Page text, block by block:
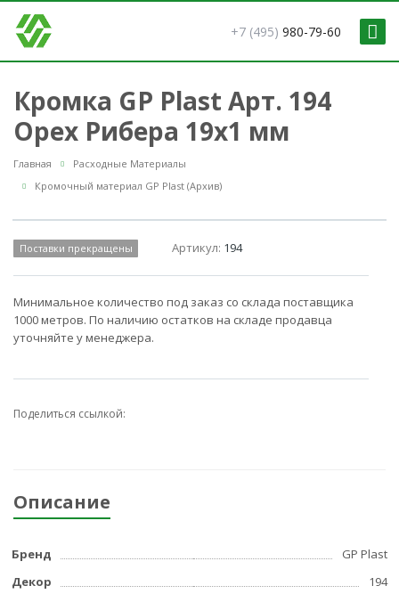
+7 (495) 980-79-60
Кромка GP Plast Арт. 194
Орех Рибера 19x1 мм
Главная
Расходные Материалы
Кромочный материал GP Plast (Архив)
Поставки прекращены Артикул: 194
Минимальное количество под заказ со склада поставщика
1000 метров. По наличию остатков на складе продавца
уточняйте у менеджера.
Поделиться ссылкой:
Описание
Бренд
GP Plast
Декор
194